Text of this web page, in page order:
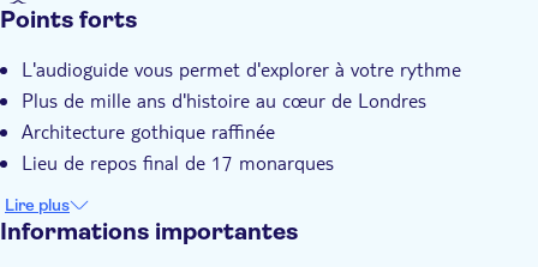
Confirmation instantanée
Points forts
L'audioguide vous permet d'explorer à votre rythme
Plus de mille ans d'histoire au cœur de Londres
Architecture gothique raffinée
Lieu de repos final de 17 monarques
Lire plus
Informations importantes